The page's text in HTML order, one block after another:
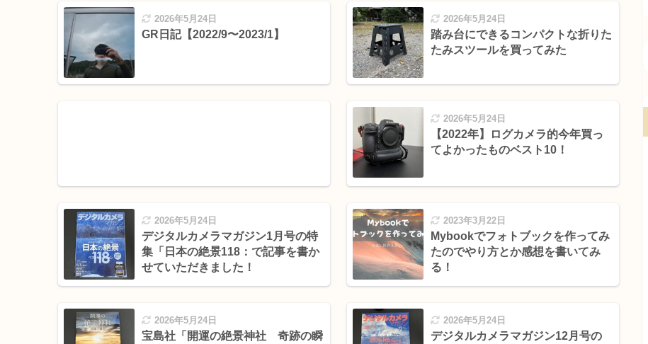
2026年5月24日
GR日記【2022/9〜2023/1】
2026年5月24日
踏み台にできるコンパクトな折りた
たみスツールを買ってみた
2026年5月24日
【2022年】ログカメラ的今年買っ
てよかったものベスト10！
2026年5月24日
デジタルカメラマガジン1月号の特
集「日本の絶景118：で記事を書か
せていただきました！
2023年3月22日
Mybookでフォトブックを作ってみ
たのでやり方とか感想を書いてみ
る！
2026年5月24日
宝島社「開運の絶景神社 奇跡の瞬
2026年5月24日
デジタルカメラマガジン12月号の